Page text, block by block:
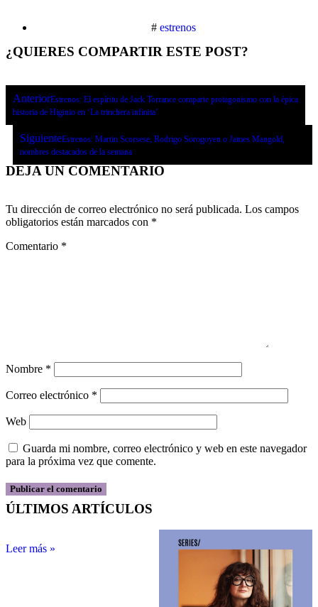
# estrenos
¿QUIERES COMPARTIR ESTE POST?
AnteriorEstrenos: El espíritu de Jack Torrance comparte protagonismo con la épica
historia de Higinio en ‘La trinchera infinita’
SiguienteEstrenos: Martin Scorsese, Rodrigo Sorogoyen o James Mangold,
nombres destacados de la semana
DEJA UN COMENTARIO
Tu dirección de correo electrónico no será publicada. Los campos
obligatorios están marcados con *
Comentario *
Nombre *
Correo electrónico *
Web
Guarda mi nombre, correo electrónico y web en este navegador
para la próxima vez que comente.
ÚLTIMOS ARTÍCULOS
Leer más »